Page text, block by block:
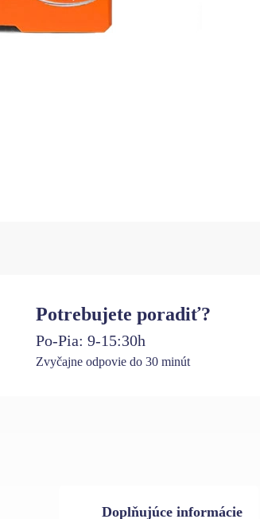
Potrebujete poradiť?
Po-Pia: 9-15:30h
Zvyčajne odpovie do 30 minút
Doplňujúce informácie